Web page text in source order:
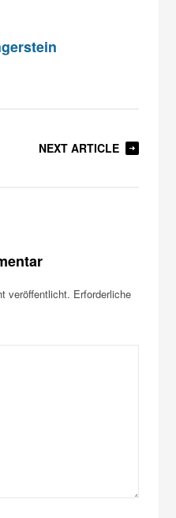
NEXT ARTICLE
veröffentlicht. Erforderliche